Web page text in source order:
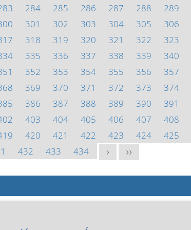
284 285 286 287 288 289
301 302 303 304 305 306
318 319 320 321 322 323
335 336 337 338 339 340
352 353 354 355 356 357
369 370 371 372 373 374
386 387 388 389 390 391
403 404 405 406 407 408
420 421 422 423 424 425
432 433 434 > >>